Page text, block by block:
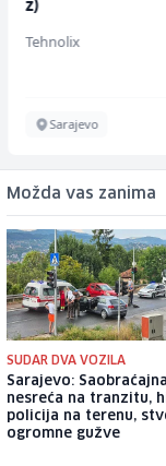
ž)
Tehnolix
Sarajevo
Možda vas zanima
SUDAR DVA VOZILA
Sarajevo: Saobraćajna
nesreća na tranzitu,
policija na terenu,
ogromne gužve